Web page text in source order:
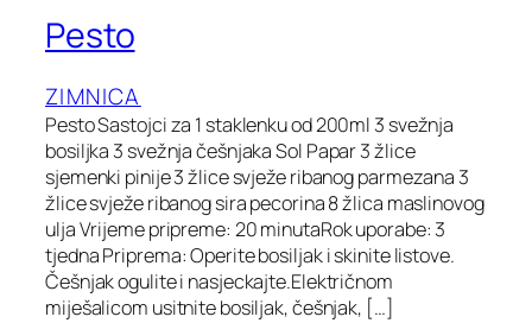
Pesto
ZIMNICA
Pesto Sastojci za 1 staklenku od 200ml 3 svežnja
bosiljka 3 svežnja češnjaka Sol Papar 3 žlice
sjemenki pinije 3 žlice svježe ribanog parmezana 3
žlice svježe ribanog sira pecorina 8 žlica maslinovog
ulja Vrijeme pripreme: 20 minutaRok uporabe: 3
tjedna Priprema: Operite bosiljak i skinite listove.
Češnjak ogulite i nasjeckajte.Električnom
miješalicom usitnite bosiljak, češnjak, […]